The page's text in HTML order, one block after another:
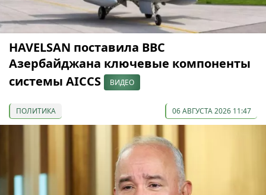
HAVELSAN поставила ВВС
Азербайджана ключевые компоненты
системы AICCS
ВИДЕО
ПОЛИТИКА 06 АВГУСТА 2026 11:47